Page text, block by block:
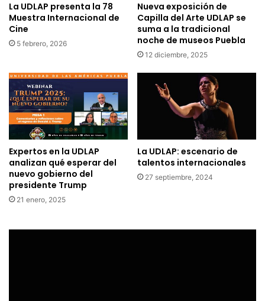
La UDLAP presenta la 78
Muestra Internacional de
Cine
5 febrero, 2026
Nueva exposición de
Capilla del Arte UDLAP se
suma a la tradicional
noche de museos Puebla
12 diciembre, 2025
Expertos en la UDLAP
analizan qué esperar del
nuevo gobierno del
presidente Trump
21 enero, 2025
La UDLAP: escenario de
talentos internacionales
27 septiembre, 2024